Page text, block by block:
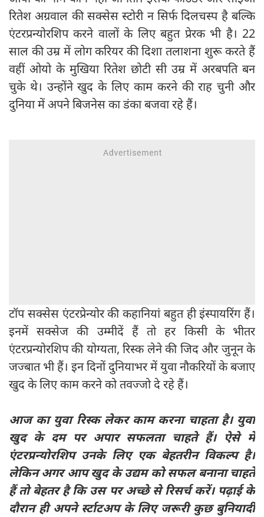
रितेश अग्रवाल की सक्सेस स्टोरी न सिर्फ दिलचस्प है बल्कि
एंटरप्रन्योरशिप करने वालों के लिए बहुत प्रेरक भी है। 22
साल की उम्र में लोग करियर की दिशा तलाशना शुरू करते हैं
वहीं ओयो के मुखिया रितेश छोटी सी उम्र में अरबपति बन
चुके थे। उन्होंने खुद के लिए काम करने की राह चुनी और
दुनिया में अपने बिजनेस का डंका बजवा रहे हैं।
टॉप सक्सेस एंटरप्रेन्योर की कहानियां बहुत ही इंस्पायरिंग हैं।
इनमें सक्सेज की उम्मीदें हैं तो हर किसी के भीतर
एंटरप्रन्योरशिप की योग्यता, रिस्क लेने की जिद और जुनून के
जज्बात भी हैं। इन दिनों दुनियाभर में युवा नौकरियों के बजाए
खुद के लिए काम करने को तवज्जो दे रहे हैं।
आज का युवा रिस्क लेकर काम करना चाहता है। युवा
खुद के दम पर अपार सफलता चाहते हैं। ऐसे में
एंटरप्रन्योरशिप उनके लिए एक बेहतरीन विकल्प है।
लेकिन अगर आप खुद के उद्यम को सफल बनाना चाहते
हैं तो बेहतर है कि उस पर अच्छे से रिसर्च करें। पढ़ाई के
दौरान ही अपने र्स्टाटअप के लिए जरूरी कुछ बुनियादी